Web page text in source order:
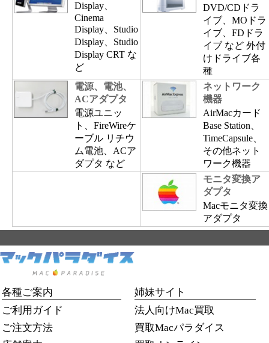
Display、
Cinema
Display、Studio
Display、Studio
Display CRT な
ど
DVD/CDドラ
イブ、MOドラ
イブ、FDドラ
イブ など 外付
けドライブ各
種
電源、電池、
ACアダプタ
電源ユニッ
ト、FireWireケ
ーブル リチウ
ム電池、ACア
ダプタ など
ネットワーク
機器
AirMacカード
Base Station、
TimeCapsule、
その他ネット
ワーク機器
モニタ変換ア
ダプタ
Macモニタ変換
アダプタ
各種ご案内
ご利用ガイド
ご注文方法
姉妹サイト
法人向けMac買取
買取Macパラダイス